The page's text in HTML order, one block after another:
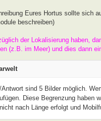
Eures Hortus sollte sich
beschreiben)
der Lokalisierung haben,
(z.B. im Meer) und dies dann
sind 5 Bilder möglich.
Diese Begrenzung haben
nach Länge erfolgt und